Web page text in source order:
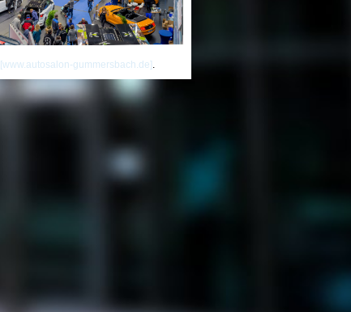
[www.autosalon-gummersbach.de]